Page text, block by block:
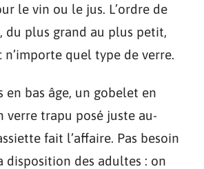
le vin ou le jus. L’ordre de
du plus grand au plus petit,
quel type de verre.
en bas âge, un gobelet en
verre trapu posé juste au-
fait l’affaire. Pas besoin
disposition des adultes : on